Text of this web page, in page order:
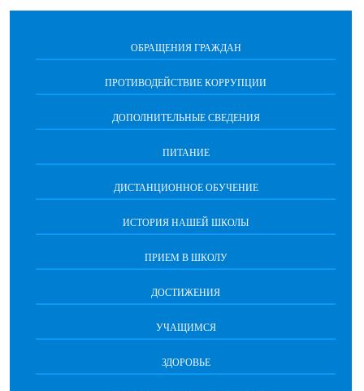
ОБРАЩЕНИЯ ГРАЖДАН
ПРОТИВОДЕЙСТВИЕ КОРРУПЦИИ
ДОПОЛНИТЕЛЬНЫЕ СВЕДЕНИЯ
ПИТАНИЕ
ДИСТАНЦИОННОЕ ОБУЧЕНИЕ
ИСТОРИЯ НАШЕЙ ШКОЛЫ
ПРИЕМ В ШКОЛУ
ДОСТИЖЕНИЯ
УЧАЩИМСЯ
ЗДОРОВЬЕ